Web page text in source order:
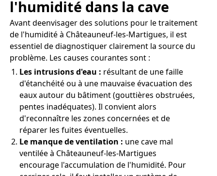
l'humidité dans la cave
Avant deenvisager des solutions pour le traitement
de l'humidité à Châteauneuf-les-Martigues, il est
essentiel de diagnostiquer clairement la source du
problème. Les causes courantes sont :
Les intrusions d'eau : résultant de une faille
d'étanchéité ou à une mauvaise évacuation des
eaux autour du bâtiment (gouttières obstruées,
pentes inadéquates). Il convient alors
d'reconnaître les zones concernées et de
réparer les fuites éventuelles.
Le manque de ventilation : une cave mal
ventilée à Châteauneuf-les-Martigues
encourage l'accumulation de l'humidité. Pour